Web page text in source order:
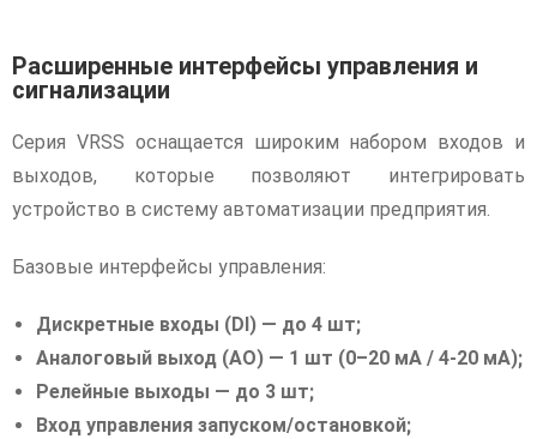
Расширенные интерфейсы управления и
сигнализации
Серия VRSS оснащается широким набором входов и
выходов, которые позволяют интегрировать
устройство в систему автоматизации предприятия.
Базовые интерфейсы управления:
Дискретные входы (DI) — до 4 шт;
Аналоговый выход (AO) — 1 шт (0–20 мА / 4-20 мА);
Релейные выходы — до 3 шт;
Вход управления запуском/остановкой;